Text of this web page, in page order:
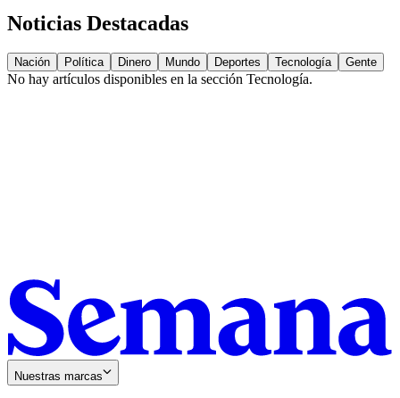
Noticias Destacadas
Nación Política Dinero Mundo Deportes Tecnología Gente
No hay artículos disponibles en la sección Tecnología.
Nuestras marcas